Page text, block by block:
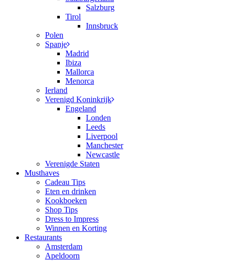
Salzburg
Tirol
Innsbruck
Polen
Spanje
Madrid
Ibiza
Mallorca
Menorca
Ierland
Verenigd Koninkrijk
Engeland
Londen
Leeds
Liverpool
Manchester
Newcastle
Verenigde Staten
Musthaves
Cadeau Tips
Eten en drinken
Kookboeken
Shop Tips
Dress to Impress
Winnen en Korting
Restaurants
Amsterdam
Apeldoorn